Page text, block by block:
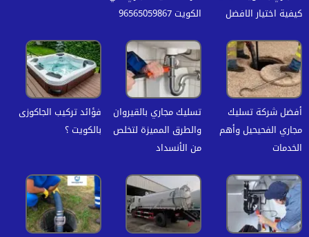
كيفية اختيار الافضل
الكويت 96565059867
أفضل شركة تسليك
مجاري الفحيحيل وأهم
الخدمات
تسليك مجاري بالقيروان
والطرق المميزة لتخلص
من الأنسداد
فؤائد تركيب الجاكوزى
بالكويت ؟